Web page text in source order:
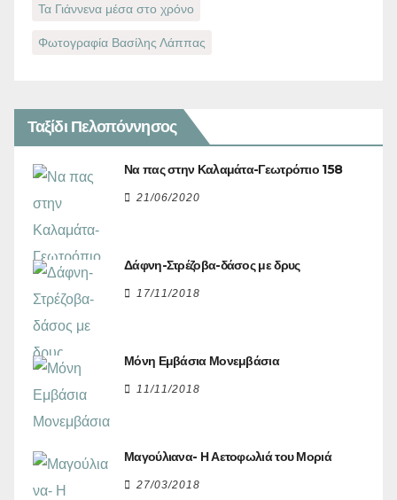
Τα Γιάννενα μέσα στο χρόνο
Φωτογραφία Βασίλης Λάππας
Ταξίδι Πελοπόννησος
Να πας στην Καλαμάτα-Γεωτρόπιο 158
21/06/2020
Δάφνη-Στρέζοβα-δάσος με δρυς
17/11/2018
Μόνη Εμβάσια Μονεμβάσια
11/11/2018
Μαγούλιανα- Η Αετοφωλιά του Μοριά
27/03/2018